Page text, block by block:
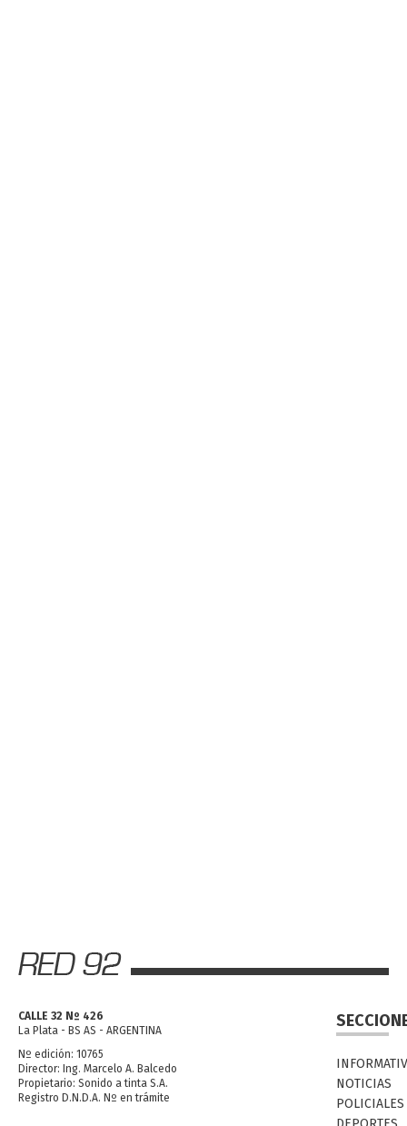
CALLE 32 Nº 426
La Plata - BS AS - ARGENTINA
Nº edición: 10765
Director: Ing. Marcelo A. Balcedo
Propietario: Sonido a tinta S.A.
Registro D.N.D.A. Nº en trámite
NOTICIAS
POLICIALES